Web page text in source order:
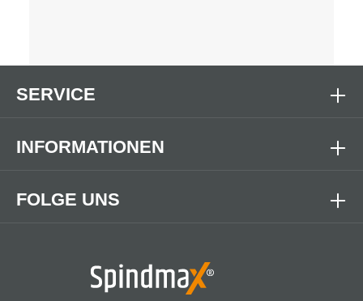
FOLGE UNS
SERVICE
INFORMATIONEN